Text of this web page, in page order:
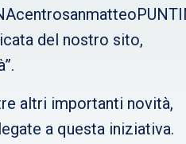
del nostro sito,
altri importanti novità,
a questa iniziativa.